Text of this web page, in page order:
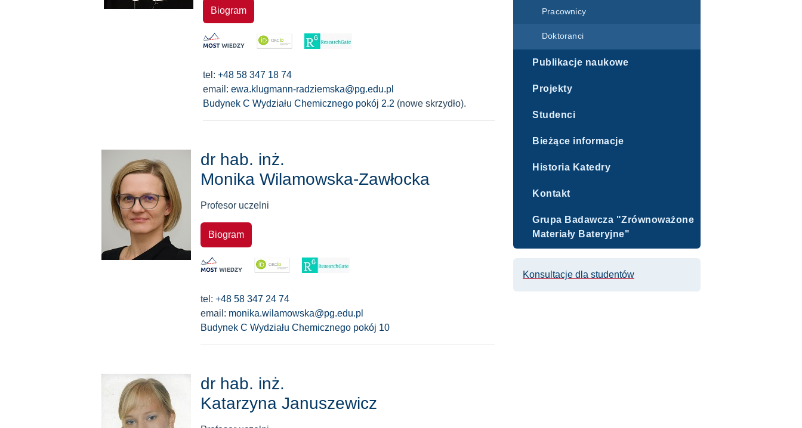
Pracownicy
Doktoranci
Publikacje naukowe
Projekty
Studenci
Bieżące informacje
Historia Katedry
Kontakt
Grupa Badawcza "Zrównoważone
Materiały Bateryjne"
Biogram
tel: +48 58 347 18 74
email: ewa.klugmann-radziemska@pg.edu.pl
Budynek C Wydziału Chemicznego pokój 2.2 (nowe skrzydło).
dr hab. inż.
Monika Wilamowska-Zawłocka
Profesor uczelni
Biogram
tel: +48 58 347 24 74
email: monika.wilamowska@pg.edu.pl
Budynek C Wydziału Chemicznego pokój 10
dr hab. inż.
Katarzyna Januszewicz
Konsultacje dla studentów